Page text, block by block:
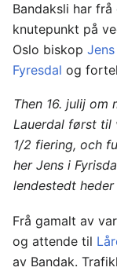
Bandaksli har
knutepunkt på
Oslo biskop
Fyresdal og
Then 16. julij
Lauerdal først til
1/2 fiering, och
her Jens i
lendestedt
Frå gamalt av
og attende til
av Bandak.